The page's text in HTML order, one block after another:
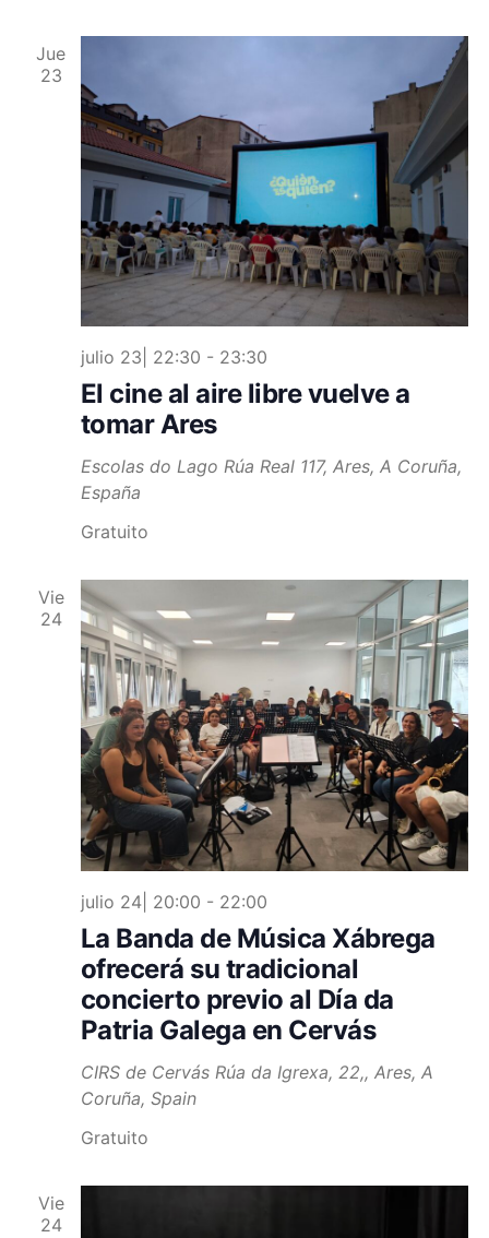
Jue
23
El cine al aire libre vuelve a
tomar Ares
julio 23| 22:30 - 23:30
Escolas do Lago Rúa Real 117, Ares, A Coruña,
España
Gratuito
Vie
24
La Banda de Música Xábrega
ofrecerá su tradicional
concierto previo al Día da
Patria Galega en Cervás
julio 24| 20:00 - 22:00
CIRS de Cervás Rúa da Igrexa, 22,, Ares, A
Coruña, Spain
Gratuito
Vie
24